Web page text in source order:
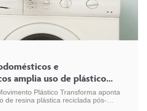
e
amplia uso de plástico
a 54 mil toneladas
Plástico Transforma aponta
de resina plástica reciclada pós-